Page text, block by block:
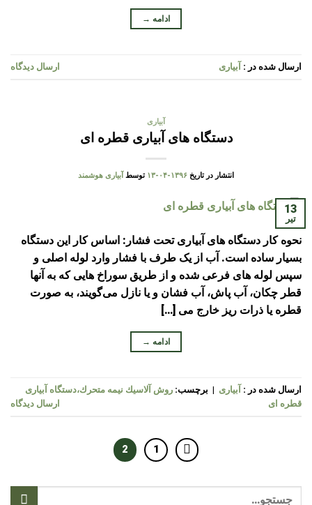
ادامه →
ارسال شده در : آبیاری ارسال دیدگاه
آبیاری
دستگاه های آبیاری قطره ای
انتشار در تاریخ ۱۳۹۶-۰۴-۱۳ توسط آبیاری هوشمند
13
تیر
نحوه کار دستگاه های آبیاری تحت فشار: اساس کار این دستگاه
بسیار ساده است. آب از یک طرف با فشار وارد لوله اصلی و
سپس لوله های فرعی شده و از طریق سوراخ هایی که به آنها
قطر چکان، آب پاش، آب فشان و یا نازل می‌گویند، به صورت
قطره یا ذرات ریز خارج می […]
ادامه →
ارسال شده در : آبیاری | برچسب: روش آلاسيك نيمه متحرك،دستگاه آبیاری
قطره ای
ارسال دیدگاه
1
2